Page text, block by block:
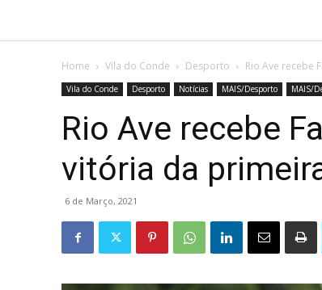
Home Vila do Conde Desporto Rio Ave recebe
Vila do Conde Desporto Notícias MAIS/Desporto MAIS/
Rio Ave recebe
vitória da
6 de Março, 2021